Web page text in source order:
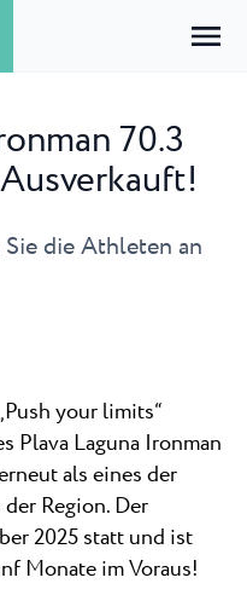
70.3
die Athleten an
your limits“
Plava Laguna Ironman
als eines der
Region. Der
2025 statt und ist
Monate im Voraus!